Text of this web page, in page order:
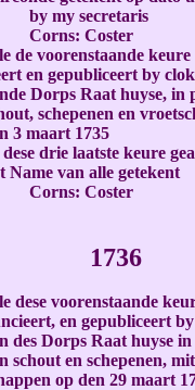
my secretaris
Coster
de voorenstaande
en gepubliceert by
Dorps Raat huyse, in
schepenen en
3 maart 1735
dese drie laatste keure
Name van alle getekent
Coster
1736
dese voorenstaande
en gepubliceert
des Dorps Raat huyse
schout en schepenen,
op den 29 maart